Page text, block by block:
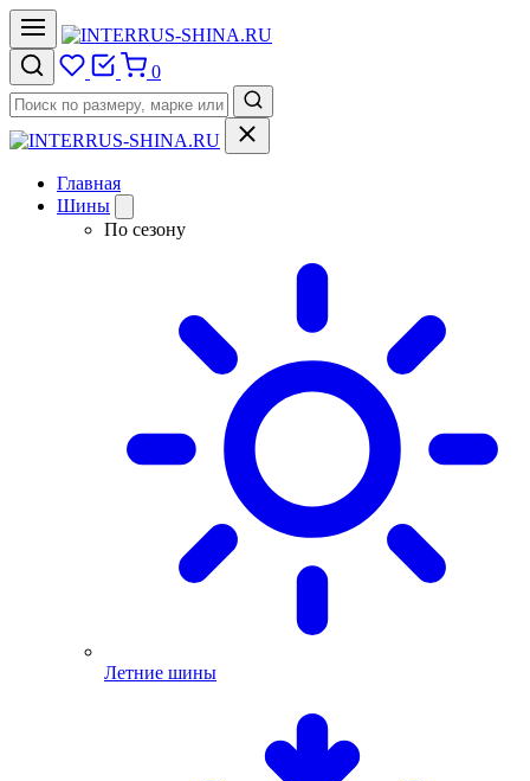
0
Главная
Шины
По сезону
Летние шины